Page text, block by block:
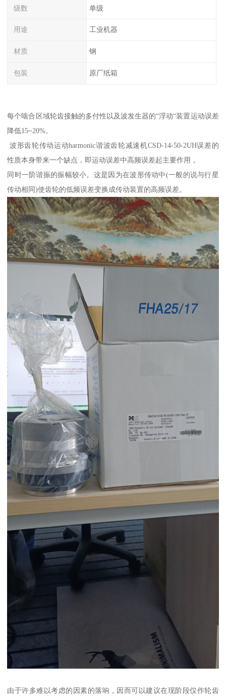
级数 单级
用途 工业机器
材质 钢
包装 原厂纸箱
每个啮合区域轮齿接触的多付性以及波发生器的“浮动“装置运动误差
降低15~20%。
波形齿轮传动运动harmonic谐波齿轮减速机CSD-14-50-2UH误差的
性质本身带来一个缺点，即运动误差中高频误差起主要作用，
同时一阶谐振的振幅较小。这是因为在波形传动中(一般的说与行星
传动相同)使齿轮的低频误差变换成传动装置的高频误差。
由于许多难以考虑的因素的落响，因而可以建议在现阶段仅作轮齿